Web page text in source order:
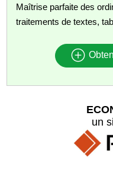
Maîtrise parfaite des
traitements de textes,
un